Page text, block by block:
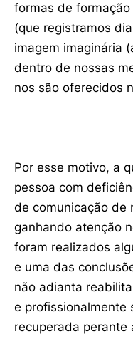
formas de
(que registramos
imagem imaginária
dentro de nossas
nos são oferecidos
Por esse motivo, a
pessoa com
de comunicação de
ganhando atenção
foram realizados
e uma das
não adianta
e profissionalmente
recuperada perante